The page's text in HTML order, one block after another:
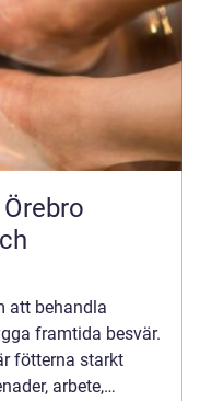
att behandla
framtida besvär.
fötterna starkt
arbete,